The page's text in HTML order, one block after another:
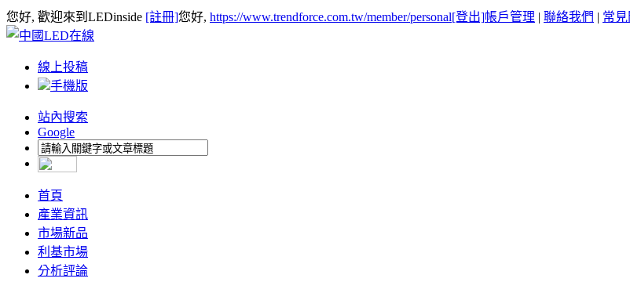
您好, 歡迎來到LEDinside [註冊]您好, https://www.trendforce.com.tw/member/personal[登出]帳戶管理 | 聯絡我們 | 常
線上投稿
手機版
站內搜索
Google
首頁
產業資訊
市場新品
利基市場
分析評論